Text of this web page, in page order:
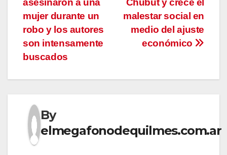
de
entradas
Chubut y crece el
malestar social en
medio del ajuste
económico
asesinaron a una
mujer durante un
robo y los autores
son intensamente
buscados
By
elmegafonodequilmes.com.ar